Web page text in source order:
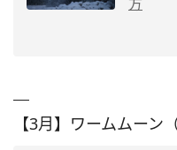
【3月】ワームムーン